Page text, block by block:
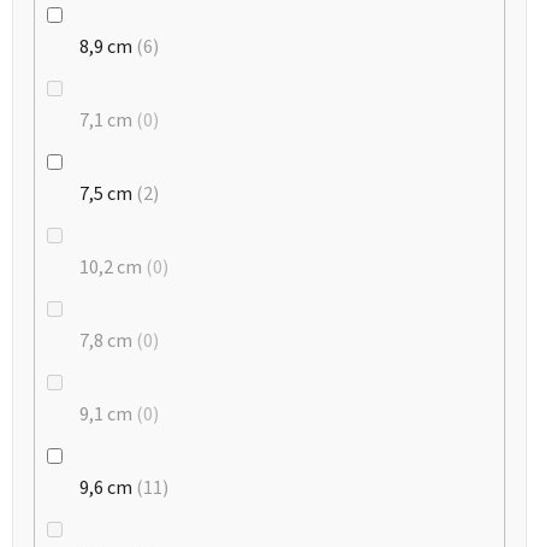
8,9 cm 6
7,1 cm 0
7,5 cm 2
10,2 cm 0
7,8 cm 0
9,1 cm 0
9,6 cm 11